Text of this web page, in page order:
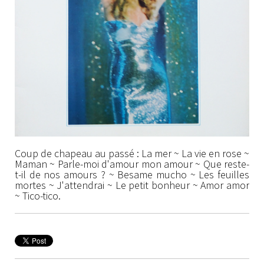
Coup de chapeau au passé : La mer ~ La vie en rose ~
Maman ~ Parle-moi d'amour mon amour ~ Que reste-
t-il de nos amours ? ~ Besame mucho ~ Les feuilles
mortes ~ J'attendrai ~ Le petit bonheur ~ Amor amor
~ Tico-tico.